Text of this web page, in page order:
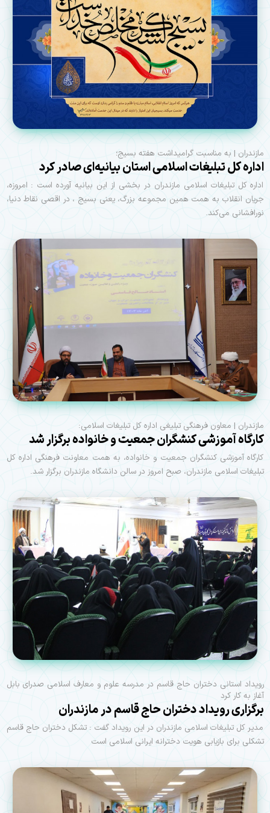
مازندران | به مناسبت گرامیداشت هفته بسیج؛
اداره کل تبلیغات اسلامی استان بیانیه‌ای صادر کرد
اداره کل تبلیغات اسلامی مازندران در بخشی از این بیانیه آورده است : امروزه،
جریان انقلاب به همت همین مجموعه بزرگ، یعنی بسیج ، در اقصی نقاط دنیا،
نورافشانی می‌کند.
مازندران | معاون فرهنگی تبلیغی اداره کل تبلیغات اسلامی:
کارگاه آموزشی کنشگران جمعیت و خانواده برگزار شد
کارگاه آموزشی کنشگران جمعیت و خانواده، به همت معاونت‌ فرهنگی اداره کل
تبلیغات اسلامی مازندران، صبح امروز در سالن دانشگاه مازندران برگزار شد.
رویداد استانی دختران حاج قاسم در مدرسه علوم و معارف اسلامی صدرای بابل
آغاز به کار کرد
برگزاری رویداد دختران حاج قاسم در مازندران
مدیر کل تبلیغات اسلامی مازندران در این رویداد گفت : تشکل دختران حاج قاسم
تشکلی برای بازیابی هویت دخترانه ایرانی اسلامی است